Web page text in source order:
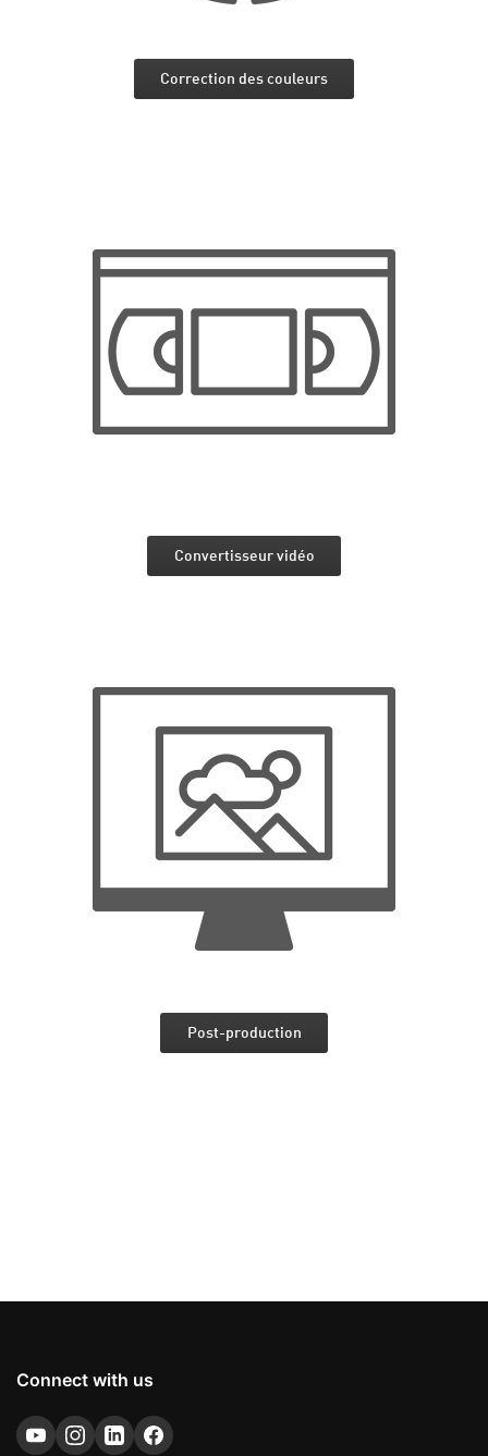
Correction des couleurs
Convertisseur vidéo
Post-production
Connect with us